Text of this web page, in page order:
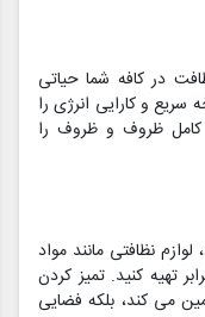
در کافه شما حیاتی
و کارایی انرژی را
کامل ظروف و ظروف را
نظافتی مانند مواد
تهیه کنید. تمیز کردن
می کند، بلکه فضایی